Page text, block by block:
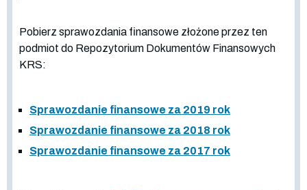
Pobierz sprawozdania finansowe złożone przez ten
podmiot do Repozytorium Dokumentów Finansowych
KRS:
Sprawozdanie finansowe za 2019 rok
Sprawozdanie finansowe za 2018 rok
Sprawozdanie finansowe za 2017 rok